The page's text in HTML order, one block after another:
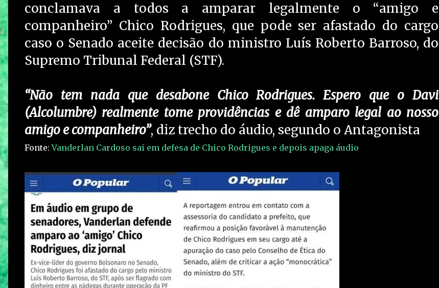
conclamava a todos a amparar legalmente o “amigo e
companheiro” Chico Rodrigues, que pode ser afastado do cargo
caso o Senado aceite decisão do ministro Luís Roberto Barroso, do
Supremo Tribunal Federal (STF).
“Não tem nada que desabone Chico Rodrigues. Espero que o Davi
(Alcolumbre) realmente tome providências e dê amparo legal ao nosso
amigo e companheiro”, diz trecho do áudio, segundo o Antagonista
Fonte:Vanderlan Cardoso sai em defesa de Chico Rodrigues e depois apaga áudio